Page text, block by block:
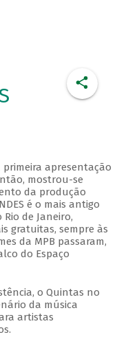
primeira apresentação
mostrou-se
da produção
é o mais antigo
de Janeiro,
gratuitas, sempre às
da MPB passaram,
do Espaço
o Quintas no
da música
artistas